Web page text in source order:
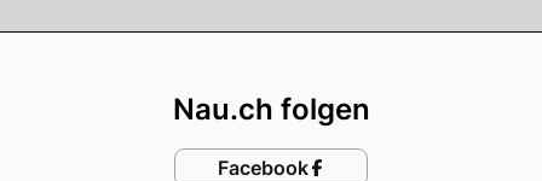
Nau.ch folgen
Facebook